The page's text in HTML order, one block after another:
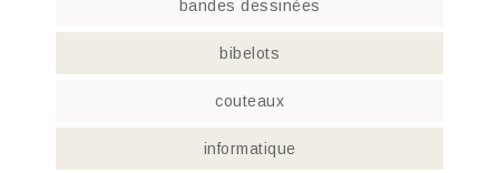
bandes dessinées
bibelots
couteaux
informatique